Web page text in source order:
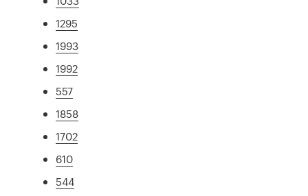
1295
1993
1992
557
1858
1702
610
544